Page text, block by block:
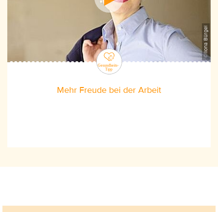
©Ilona Bürgel
Mehr Freude bei der Arbeit